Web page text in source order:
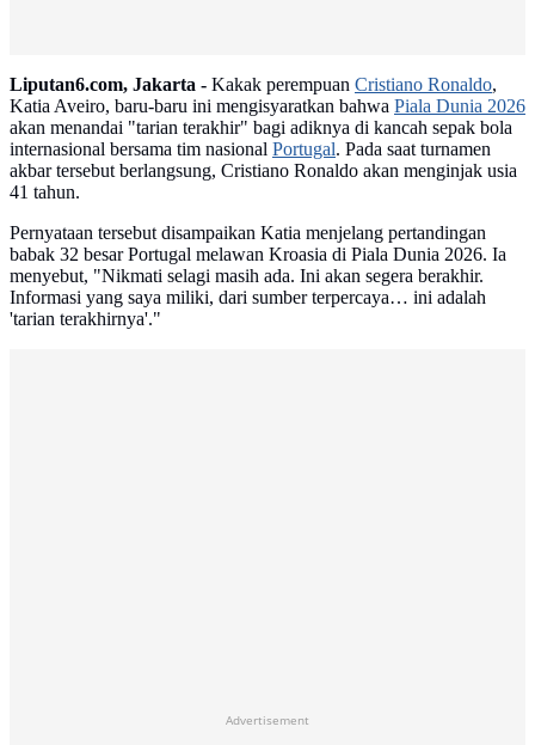
Liputan6.com, Jakarta - Kakak perempuan Cristiano Ronaldo,
Katia Aveiro, baru-baru ini mengisyaratkan bahwa Piala Dunia 2026
akan menandai "tarian terakhir" bagi adiknya di kancah sepak bola
internasional bersama tim nasional Portugal. Pada saat turnamen
akbar tersebut berlangsung, Cristiano Ronaldo akan menginjak usia
41 tahun.
Pernyataan tersebut disampaikan Katia menjelang pertandingan
babak 32 besar Portugal melawan Kroasia di Piala Dunia 2026. Ia
menyebut, "Nikmati selagi masih ada. Ini akan segera berakhir.
Informasi yang saya miliki, dari sumber terpercaya… ini adalah
'tarian terakhirnya'."
Advertisement